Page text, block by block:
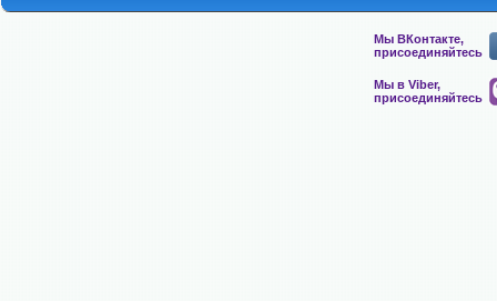
Мы ВКонтакте,
присоединяйтесь
Мы в Viber,
присоединяйтесь